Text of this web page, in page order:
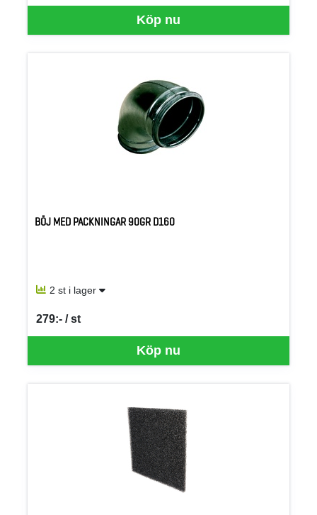
Köp nu
BÖJ MED PACKNINGAR 90GR D160
2 st i lager
Köp nu
279:- / st
SEK per ST